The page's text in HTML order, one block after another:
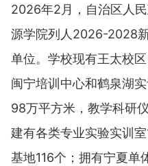
2026年2月，自治区人
源学院列人2026-2028
单位。学校现有王太校
闽宁培训中心和鹤泉湖
98万平方米，教学科研
建有各类专业实验实训
基地116个；拥有宁夏单